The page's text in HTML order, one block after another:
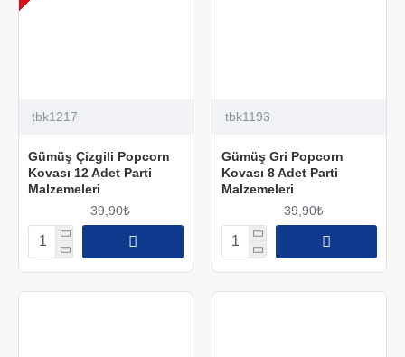
tbk1217
Gümüş Çizgili Popcorn
Kovası 12 Adet Parti
Malzemeleri
39,90₺
tbk1193
Gümüş Gri Popcorn
Kovası 8 Adet Parti
Malzemeleri
39,90₺